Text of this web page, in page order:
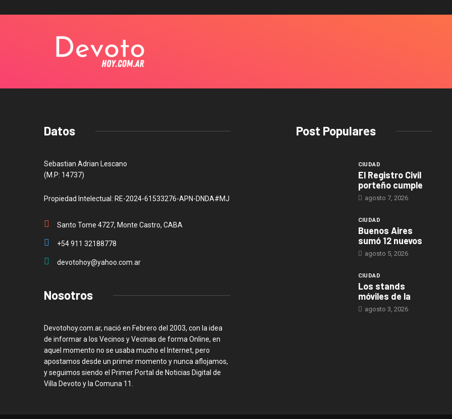
Datos
Sebastian Adrian Lescano
(M.P: 14737)
Propiedad Intelectual: RE-2024-61533276-APN-DNDA#MJ
Santo Tome 4727, Monte Castro, CABA
+54 911 32188778
devotohoy@yahoo.com.ar
Nosotros
Devotohoy.com.ar, nació en Febrero del 2003, con la idea
de informar a los Vecinos y Vecinas de forma Online, en
aquel momento no se usaba mucho el Internet, pero
apostamos desde un primer momento y nunca aflojamos,
y seguimos siendo el Primer Portal de Noticias Digital de
Villa Devoto y la Comuna 11.
Post Populares
CIUDAD
El Registro Civil
porteño cumple
agosto 7, 2026
CIUDAD
Buenos Aires
sumó 12 nuevos
agosto 5, 2026
CIUDAD
Los stands
móviles de la
agosto 3, 2026